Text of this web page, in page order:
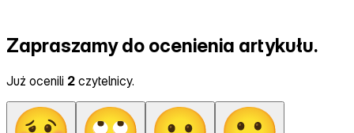
Zapraszamy do ocenienia artykułu.
Już ocenili 2 czytelnicy.